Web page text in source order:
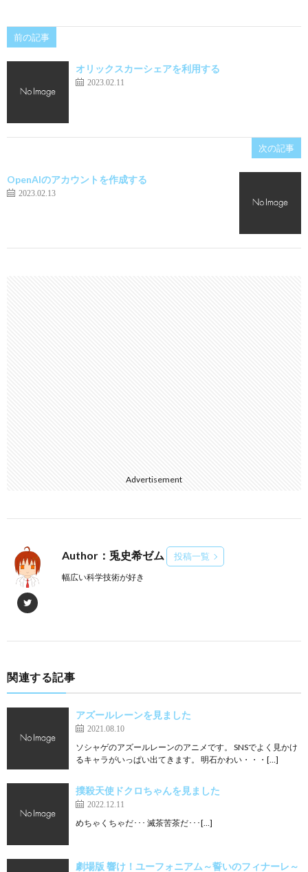
前の記事
オリックスカーシェアを利用する
2023.02.11
次の記事
OpenAIのアカウントを作成する
2023.02.13
Advertisement
Author：兎史希ゼム 投稿一覧
幅広い科学技術が好き
関連する記事
アズールレーンを見ました
2021.08.10
ソシャゲのアズールレーンのアニメです。 SNSでよく見かけ
るキャラがいっぱい出てきます。 明石かわい・・・[…]
撲殺天使ドクロちゃんを見ました
2022.12.11
めちゃくちゃだ･･･ 滅茶苦茶だ･･･[…]
劇場版 響け！ユーフォニアム～誓いのフィナーレ～